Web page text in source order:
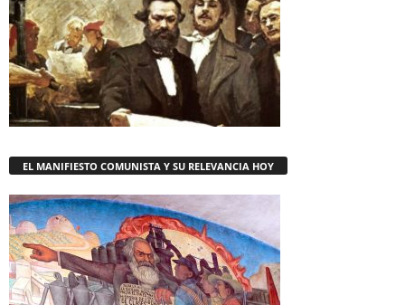
EL MANIFIESTO COMUNISTA Y SU RELEVANCIA HOY